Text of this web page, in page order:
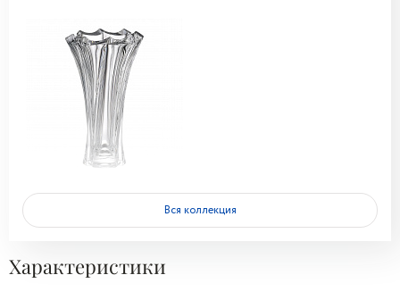
Вся коллекция
Характеристики